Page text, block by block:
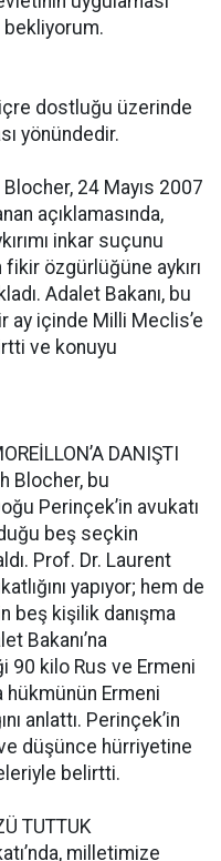
dostluğu üzerinde
yönündedir.
24 Mayıs 2007
açıklamasında,
inkar suçunu
fikir özgürlüğüne aykırı
Adalet Bakanı, bu
ay içinde Milli Meclis’e
ve konuyu
DANIŞTI
Blocher, bu
Perinçek’in avukatı
beş seçkin
Prof. Dr. Laurent
yapıyor; hem de
beş kişilik danışma
Bakanı’na
90 kilo Rus ve Ermeni
Ermeni
anlattı. Perinçek’in
düşünce hürriyetine
belirtti.
TUTTUK
milletimize